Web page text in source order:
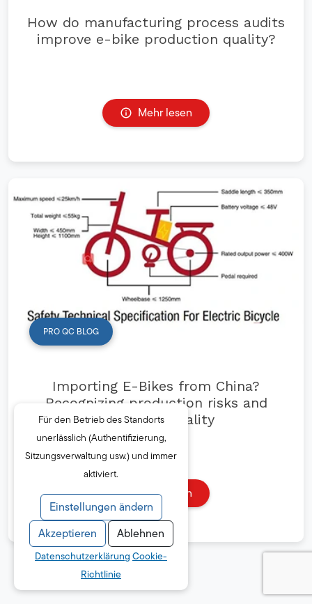
How do manufacturing process audits
improve e-bike production quality?
Mehr lesen
PRO QC BLOG
Importing E-Bikes from China?
Recognizing production risks and
improving quality
Mehr lesen
Für den Betrieb des Standorts
unerlässlich (Authentifizierung,
Sitzungsverwaltung usw.) und immer
aktiviert.
Einstellungen ändern
Akzeptieren
Ablehnen
Datenschutzerklärung Cookie-
Richtlinie